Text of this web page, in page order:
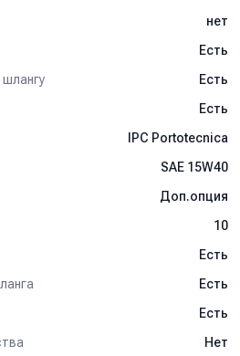
нет
Есть
Есть
Есть
IPC Portotecnica
SAE 15W40
Доп.опция
10
Есть
Есть
Есть
Нет